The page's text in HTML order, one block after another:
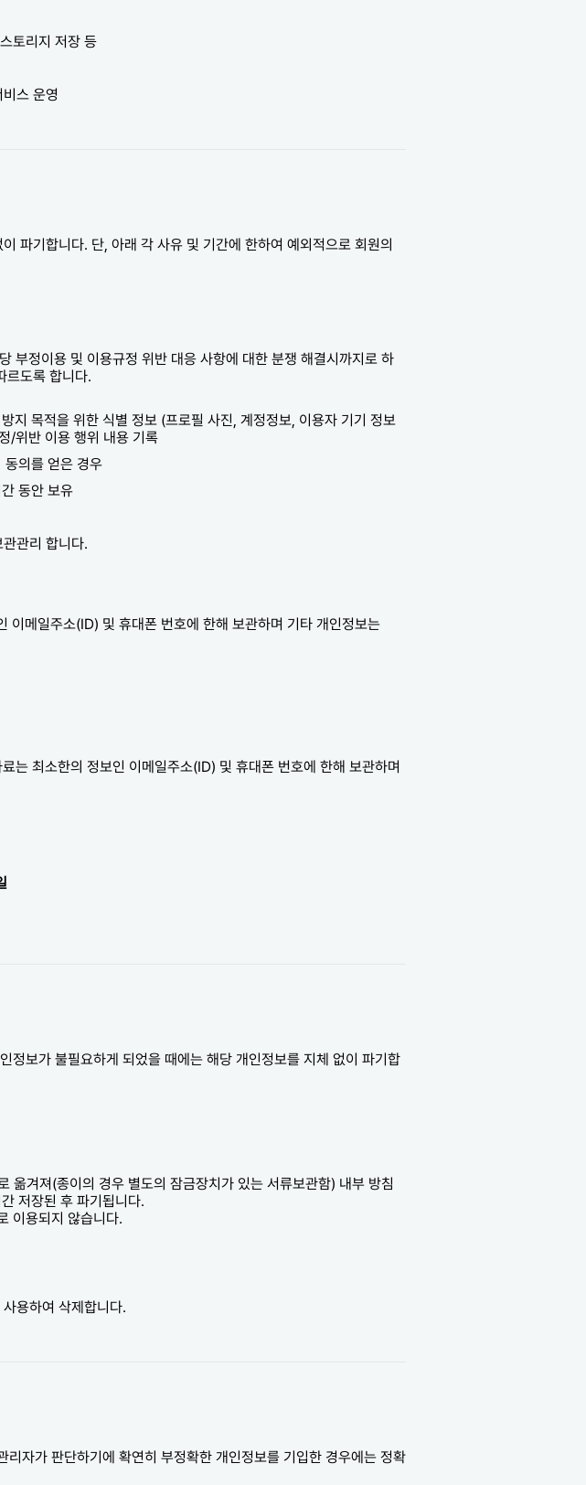
토리지 저장 등
스 운영
파기합니다. 단, 아래 각 사유 및 기간에 한하여 예외적으로 회원의
부정이용 및 이용규정 위반 대응 사항에 대한 분쟁 해결시까지로 하
르도록 합니다.
지 목적을 위한 식별 정보 (프로필 사진, 계정정보, 이용자 기기 정보
/위반 이용 행위 내용 기록
동의를 얻은 경우
동안 보유
관리 합니다.
이메일주소(ID) 및 휴대폰 번호에 한해 보관하며 기타 개인정보는
는 최소한의 정보인 이메일주소(ID) 및 휴대폰 번호에 한해 보관하며
정보가 불필요하게 되었을 때에는 해당 개인정보를 지체 없이 파기합
옮겨져(종이의 경우 별도의 잠금장치가 있는 서류보관함) 내부 방침
저장된 후 파기됩니다.
이용되지 않습니다.
용하여 삭제합니다.
자가 판단하기에 확연히 부정확한 개인정보를 기입한 경우에는 정확